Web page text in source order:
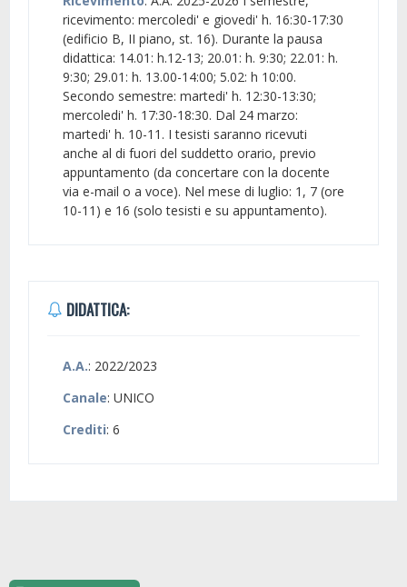
ricevimento: mercoledi' e giovedi' h. 16:30-17:30
(edificio B, II piano, st. 16). Durante la pausa
didattica: 14.01: h.12-13; 20.01: h. 9:30; 22.01: h.
9:30; 29.01: h. 13.00-14:00; 5.02: h 10:00.
Secondo semestre: martedi' h. 12:30-13:30;
mercoledi' h. 17:30-18:30. Dal 24 marzo:
martedi' h. 10-11. I tesisti saranno ricevuti
anche al di fuori del suddetto orario, previo
appuntamento (da concertare con la docente
via e-mail o a voce). Nel mese di luglio: 1, 7 (ore
10-11) e 16 (solo tesisti e su appuntamento).
DIDATTICA:
A.A.: 2022/2023
Canale: UNICO
Crediti: 6